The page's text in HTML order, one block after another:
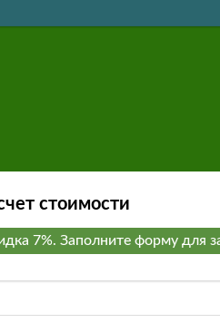
стоимости
7%. Заполните форму для